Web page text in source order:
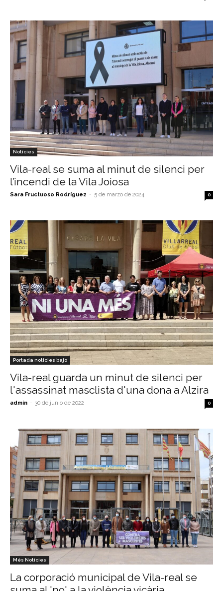
Notícies
Vila-real se suma al minut de silenci per
l’incendi de la Vila Joiosa
Sara Fructuoso Rodríguez - 5 de marzo de 2024 0
Portada noticies bajo
Vila-real guarda un minut de silenci per
l'assassinat masclista d'una dona a Alzira
admin - 30 de junio de 2022 0
Més Notícies
La corporació municipal de Vila-real se